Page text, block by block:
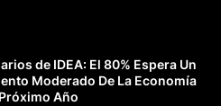
de IDEA: El 80% Espera Un
Moderado De La Economía
Año